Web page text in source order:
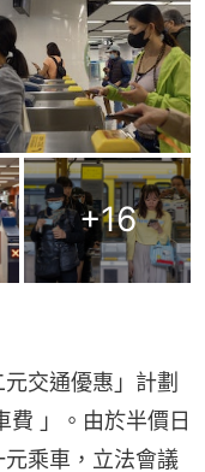
+16
交通優惠」計劃
費 」。由於半價日
乘車，立法會議